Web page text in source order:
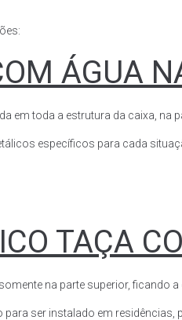
ÁGUA
em toda a estrutura da caixa, na
específicos para cada
TAÇA
na parte superior, ficando a
ser instalado em